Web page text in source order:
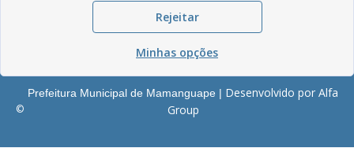
Serviços Internos
©
Prefeitura Municipal de Mamanguape | Desenvolvido por Alfa
Group
Rejeitar
Minhas opções